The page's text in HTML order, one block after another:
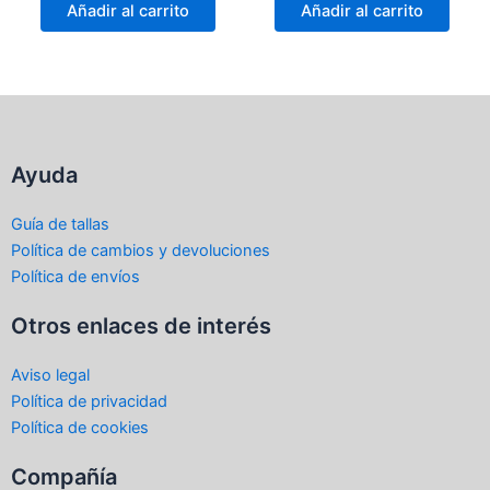
5
Añadir al carrito
5
Añadir al carrito
Ayuda
Guía de tallas
Política de cambios y devoluciones
Política de envíos
Otros enlaces de interés
Aviso legal
Política de privacidad
Política de cookies
Compañía